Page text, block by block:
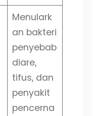
Menulark
an bakteri
penyebab
diare,
tifus, dan
penyakit
pencerna